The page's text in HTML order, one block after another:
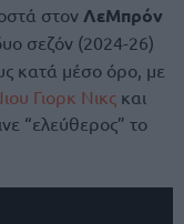
στον ΛεΜπρόν
σεζόν (2024-26)
κατά μέσο όρο, με
Γιορκ Νικς και
“ελεύθερος” το